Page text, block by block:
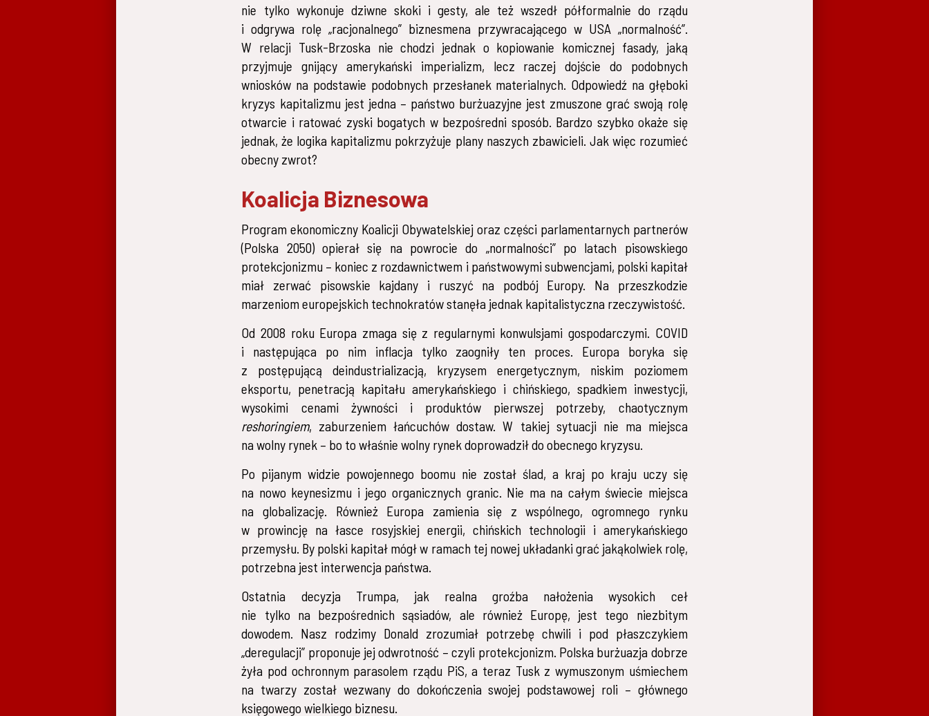
nie tylko wykonuje dziwne skoki i gesty, ale też wszedł półformalnie do rządu
i odgrywa rolę „racjonalnego” biznesmena przywracającego w USA „normalność”.
W relacji Tusk-Brzoska nie chodzi jednak o kopiowanie komicznej fasady, jaką
przyjmuje gnijący amerykański imperializm, lecz raczej dojście do podobnych
wniosków na podstawie podobnych przesłanek materialnych. Odpowiedź na głęboki
kryzys kapitalizmu jest jedna – państwo burżuazyjne jest zmuszone grać swoją rolę
otwarcie i ratować zyski bogatych w bezpośredni sposób. Bardzo szybko okaże się
jednak, że logika kapitalizmu pokrzyżuje plany naszych zbawicieli. Jak więc rozumieć
obecny zwrot?
Koalicja Biznesowa
Program ekonomiczny Koalicji Obywatelskiej oraz części parlamentarnych partnerów
(Polska 2050) opierał się na powrocie do „normalności” po latach pisowskiego
protekcjonizmu – koniec z rozdawnictwem i państwowymi subwencjami, polski kapitał
miał zerwać pisowskie kajdany i ruszyć na podbój Europy. Na przeszkodzie
marzeniom europejskich technokratów stanęła jednak kapitalistyczna rzeczywistość.
Od 2008 roku Europa zmaga się z regularnymi konwulsjami gospodarczymi. COVID
i następująca po nim inflacja tylko zaogniły ten proces. Europa boryka się
z postępującą deindustrializacją, kryzysem energetycznym, niskim poziomem
eksportu, penetracją kapitału amerykańskiego i chińskiego, spadkiem inwestycji,
wysokimi cenami żywności i produktów pierwszej potrzeby, chaotycznym
reshoringiem, zaburzeniem łańcuchów dostaw. W takiej sytuacji nie ma miejsca
na wolny rynek – bo to właśnie wolny rynek doprowadził do obecnego kryzysu.
Po pijanym widzie powojennego boomu nie został ślad, a kraj po kraju uczy się
na nowo keynesizmu i jego organicznych granic. Nie ma na całym świecie miejsca
na globalizację. Również Europa zamienia się z wspólnego, ogromnego rynku
w prowincję na łasce rosyjskiej energii, chińskich technologii i amerykańskiego
przemysłu. By polski kapitał mógł w ramach tej nowej układanki grać jakąkolwiek rolę,
potrzebna jest interwencja państwa.
Ostatnia decyzja Trumpa, jak realna groźba nałożenia wysokich ceł
nie tylko na bezpośrednich sąsiadów, ale również Europę, jest tego niezbitym
dowodem. Nasz rodzimy Donald zrozumiał potrzebę chwili i pod płaszczykiem
„deregulacji” proponuje jej odwrotność – czyli protekcjonizm. Polska burżuazja dobrze
żyła pod ochronnym parasolem rządu PiS, a teraz Tusk z wymuszonym uśmiechem
na twarzy został wezwany do dokończenia swojej podstawowej roli – głównego
księgowego wielkiego biznesu.